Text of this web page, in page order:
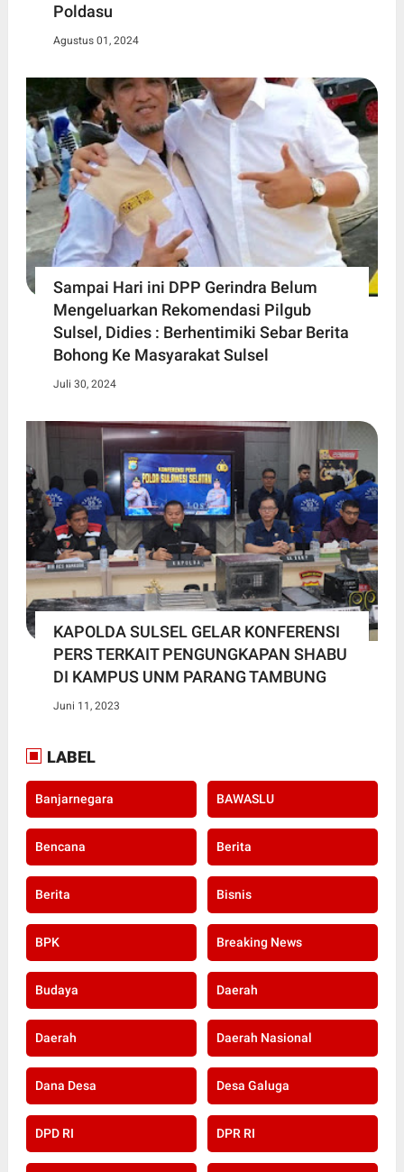
Poldasu
Agustus 01, 2024
Sampai Hari ini DPP Gerindra Belum
Mengeluarkan Rekomendasi Pilgub
Sulsel, Didies : Berhentimiki Sebar Berita
Bohong Ke Masyarakat Sulsel
Juli 30, 2024
KAPOLDA SULSEL GELAR KONFERENSI
PERS TERKAIT PENGUNGKAPAN SHABU
DI KAMPUS UNM PARANG TAMBUNG
Juni 11, 2023
LABEL
Banjarnegara BAWASLU
Bencana Berita
Berita Bisnis
BPK Breaking News
Budaya Daerah
Daerah Daerah Nasional
Dana Desa Desa Galuga
DPD RI DPR RI